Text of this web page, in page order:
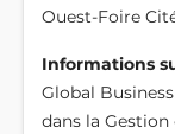
Ouest-Foire
Informations
Global
dans la